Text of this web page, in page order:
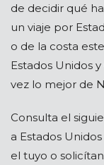
de decidir qué
un viaje por
o de la costa
Estados Unidos
vez lo mejor de
Consulta el
a Estados
el tuyo o